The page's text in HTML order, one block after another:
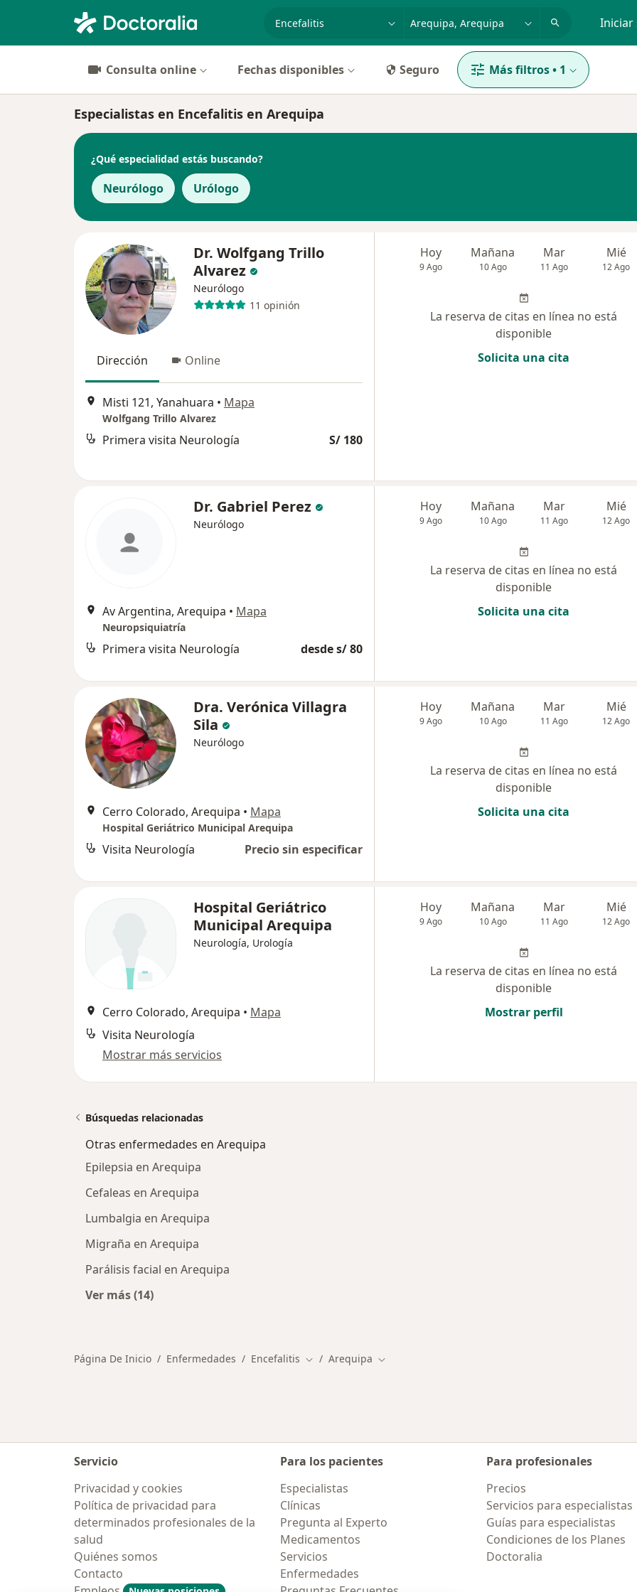
Iniciar
Consulta online Fechas disponibles Seguro Más filtros• 1
Especialistas en Encefalitis en Arequipa
¿Qué especialidad estás buscando?
Neurólogo Urólogo
Dr. Wolfgang Trillo
Alvarez
Neurólogo
11 opinión
Dirección Online
Misti 121, Yanahuara • Mapa
Wolfgang Trillo Alvarez
Primera visita Neurología S/ 180
Hoy
9 Ago
Mañana
10 Ago
Mar
11 Ago
Mié
12 Ago
La reserva de citas en línea no está
disponible
Solicita una cita
Dr. Gabriel Perez
Neurólogo
Av Argentina, Arequipa • Mapa
Neuropsiquiatría
Primera visita Neurología desde s/ 80
Hoy
9 Ago
Mañana
10 Ago
Mar
11 Ago
Mié
12 Ago
La reserva de citas en línea no está
disponible
Solicita una cita
Dra. Verónica Villagra
Sila
Neurólogo
Cerro Colorado, Arequipa • Mapa
Hospital Geriátrico Municipal Arequipa
Visita Neurología Precio sin especificar
Hoy
9 Ago
Mañana
10 Ago
Mar
11 Ago
Mié
12 Ago
La reserva de citas en línea no está
disponible
Solicita una cita
Hospital Geriátrico
Municipal Arequipa
Neurología, Urología
Cerro Colorado, Arequipa • Mapa
Visita Neurología
Mostrar más servicios
Hoy
9 Ago
Mañana
10 Ago
Mar
11 Ago
Mié
12 Ago
La reserva de citas en línea no está
disponible
Mostrar perfil
Búsquedas relacionadas
Otras enfermedades en Arequipa
Epilepsia en Arequipa
Cefaleas en Arequipa
Lumbalgia en Arequipa
Migraña en Arequipa
Parálisis facial en Arequipa
Ver más (14)
Página De Inicio Enfermedades Encefalitis Cambiar de ciudad
Arequipa Cambiar de ciudad
Servicio
Privacidad y cookies
Política de privacidad para
determinados profesionales de la
salud
Quiénes somos
Contacto
Para los pacientes
Especialistas
Clínicas
Pregunta al Experto
Medicamentos
Servicios
Enfermedades
Para profesionales
Precios
Servicios para especialistas
Guías para especialistas
Condiciones de los Planes
Doctoralia